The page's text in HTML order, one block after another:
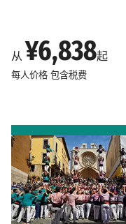
从 ¥6,838起
每人价格 包含税费